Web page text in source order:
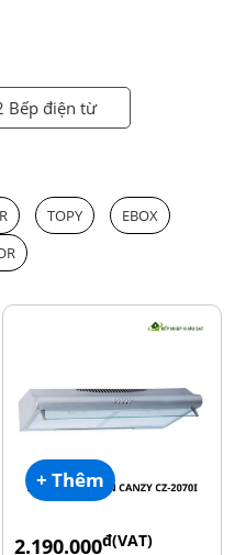
Bếp điện từ
TOPY
EBOX
+ Thêm
2.190.000đ(VAT)